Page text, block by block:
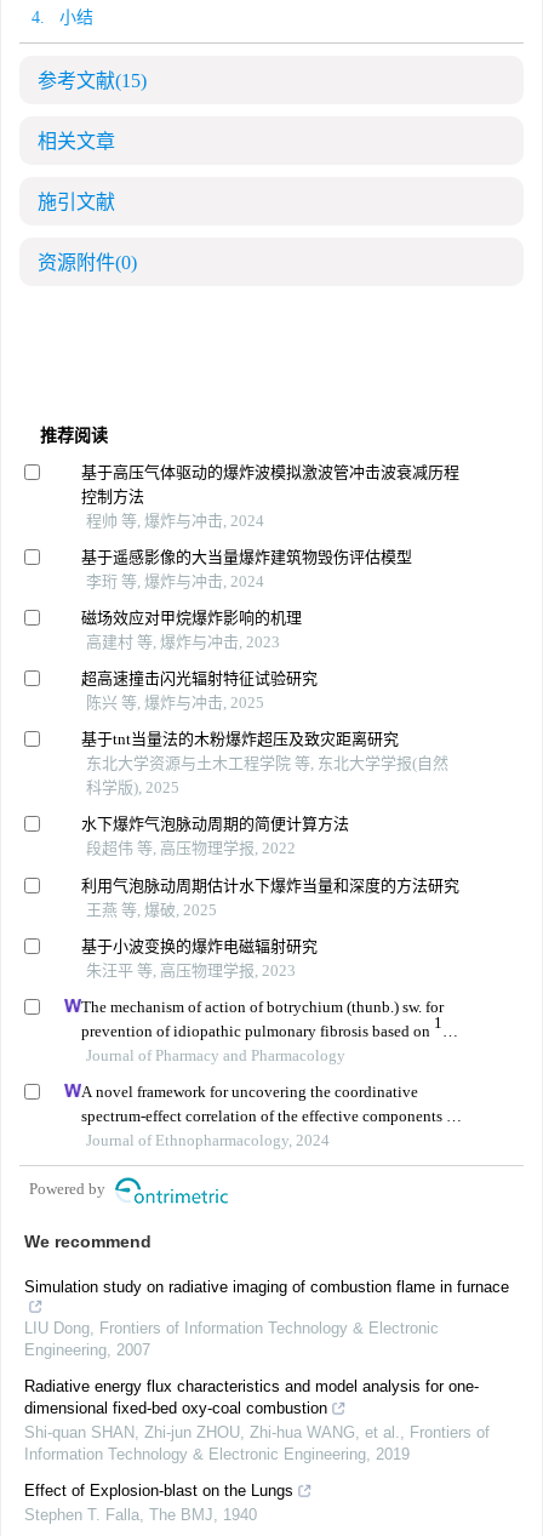
4. 小结
参考文献(15)
相关文章
施引文献
资源附件(0)
推荐阅读
基于高压气体驱动的爆炸波模拟激波管冲击波衰减历程
控制方法
程帅 等, 爆炸与冲击, 2024
基于遥感影像的大当量爆炸建筑物毁伤评估模型
李珩 等, 爆炸与冲击, 2024
磁场效应对甲烷爆炸影响的机理
高建村 等, 爆炸与冲击, 2023
超高速撞击闪光辐射特征试验研究
陈兴 等, 爆炸与冲击, 2025
基于tnt当量法的木粉爆炸超压及致灾距离研究
东北大学资源与土木工程学院 等, 东北大学学报(自然
科学版), 2025
水下爆炸气泡脉动周期的简便计算方法
段超伟 等, 高压物理学报, 2022
利用气泡脉动周期估计水下爆炸当量和深度的方法研究
王燕 等, 爆破, 2025
基于小波变换的爆炸电磁辐射研究
朱汪平 等, 高压物理学报, 2023
The mechanism of action of botrychium (thunb.) sw. for
prevention of idiopathic pulmonary fibrosis based on 1
nmr-based metabolomics
Journal of Pharmacy and Pharmacology
A novel framework for uncovering the coordinative
spectrum-effect correlation of the effective components of
yangyin tongnao granules on cerebral ischemia-
reperfusion injury in rats
Journal of Ethnopharmacology, 2024
Powered by
We recommend
Simulation study on radiative imaging of combustion flame in furnace
LIU Dong
Frontiers of Information Technology & Electronic
Engineering 2007
Radiative energy flux characteristics and model analysis for one-
dimensional fixed-bed oxy-coal combustion
Shi-quan SHAN, Zhi-jun ZHOU, Zhi-hua WANG, et al.
Frontiers of
Information Technology & Electronic Engineering 2019
Effect of Explosion-blast on the Lungs
Stephen T. Falla The BMJ
1940